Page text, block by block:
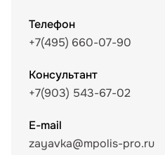
Телефон
+7(495) 660-07-90
Консультант
+7(903) 543-67-02
E-mail
zayavka@mpolis-pro.ru